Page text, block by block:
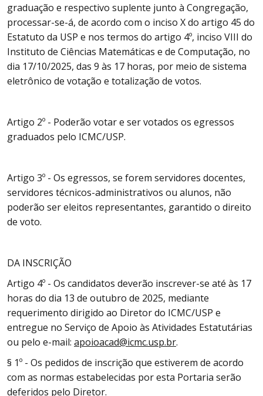
graduação e respectivo suplente junto à Congregação,
processar-se-á, de acordo com o inciso X do artigo 45 do
Estatuto da USP e nos termos do artigo 4º, inciso VIII do
Instituto de Ciências Matemáticas e de Computação, no
dia 17/10/2025, das 9 às 17 horas, por meio de sistema
eletrônico de votação e totalização de votos.
Artigo 2º - Poderão votar e ser votados os egressos
graduados pelo ICMC/USP.
Artigo 3º - Os egressos, se forem servidores docentes,
servidores técnicos-administrativos ou alunos, não
poderão ser eleitos representantes, garantido o direito
de voto.
DA INSCRIÇÃO
Artigo 4º - Os candidatos deverão inscrever-se até às 17
horas do dia 13 de outubro de 2025, mediante
requerimento dirigido ao Diretor do ICMC/USP e
entregue no Serviço de Apoio às Atividades Estatutárias
ou pelo e-mail: apoioacad@icmc.usp.br.
§ 1º - Os pedidos de inscrição que estiverem de acordo
com as normas estabelecidas por esta Portaria serão
deferidos pelo Diretor.